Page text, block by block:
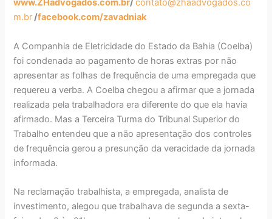
www.ZHadvogados.com.br/contato@zhaadvogados.co
m.br/facebook.com/zavadniak
A Companhia de Eletricidade do Estado da Bahia (Coelba)
foi condenada ao pagamento de horas extras por não
apresentar as folhas de frequência de uma empregada que
requereu a verba. A Coelba chegou a afirmar que a jornada
realizada pela trabalhadora era diferente do que ela havia
afirmado. Mas a Terceira Turma do Tribunal Superior do
Trabalho entendeu que a não apresentação dos controles
de frequência gerou a presunção da veracidade da jornada
informada.
Na reclamação trabalhista, a empregada, analista de
investimento, alegou que trabalhava de segunda a sexta-